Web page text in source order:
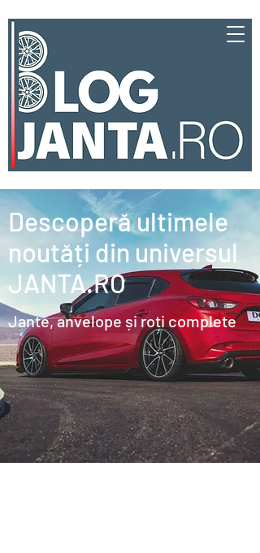
Descoperă ultimele
noutăți din universul
JANTA.RO
Jante, anvelope și roți complete